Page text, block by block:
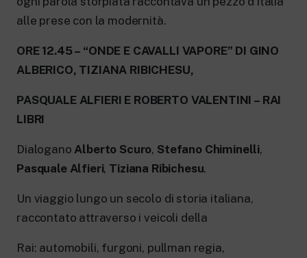
alle prese con la modernità.
ORE 12.45 – “ONDE E CAVALLI VAPORE” DI GINO
ALBERICO, TIZIANA RIBICHESU,
PASQUALE ALFIERI E ROBERTO VALENTINI – RAI
LIBRI
Dialogano Alberto Scuro, Stefano Chiminelli,
Pasquale Alfieri, Tiziana Ribichesu.
Un viaggio lungo un secolo di storia italiana,
raccontato attraverso i veicoli della
Rai: automobili, furgoni, pullman regia,